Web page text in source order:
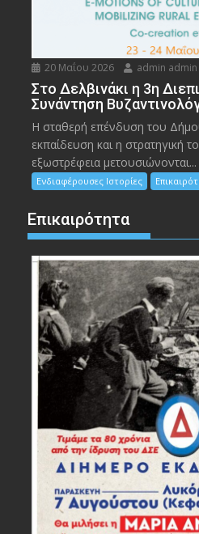
20 Μαΐου 2026 admin admin
Στο Δελβινάκι η 3η
Συνάντηση
Η σταθερή επένδυση του
εκπαίδευση και η στρατηγική
εξωστρέφεια μετουσιώνονται...
Ενδιαφέρουσες Ιστορίες
Επικαιρότητα